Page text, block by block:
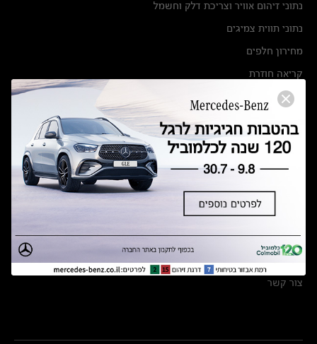
נתוני זיהום אוויר וצריכת דלק וחשמל
נתוני תווית צמיגים
מחירון חלפים
קריאה חוזרת
הודעה על הטבות לרכבי מרצדס בהסדר פשרה בתצ 56447-02-19
תקנון ימי מכירות 120 לכלמוביל
מצאו אותנו
אולמות תצוגה
מרכזי שירות
צור קשר